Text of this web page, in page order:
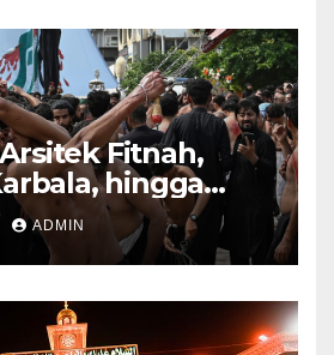
Fitnah,
hingga
sekte serta
Gaib
ADMIN